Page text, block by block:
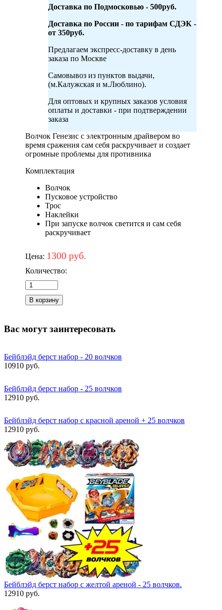
Доставка по Подмосковью - 500руб.
Доставка по России - по тарифам СДЭК -
от 350руб.
Предлагаем экспресс-доставку в день
заказа по Москве
Самовывоз из пунктов выдачи,
(м.Калужская и м.Люблино).
Для оптовых и крупных заказов условия
оплаты и доставки - при подтверждении
заказа
Волчок Генезис с электронным драйвером во
время сражения сам себя раскручивает и создает
огромные проблемы для противника
Комплектация
Волчок
Пусковое устройство
Трос
Наклейки
При запуске волчок светится и сам себя
раскручивает
Цена: 1300 руб.
Количество:
Вас могут заинтересовать
Бейблэйд берст набор - 20 волчков
10910 руб.
Бейблэйд берст набор - 25 волчков
12910 руб.
Бейблэйд берст набор c красной ареной + 25 волчков
12910 руб.
Бейблэйд берст набор с желтой ареной - 25 волчков.
12910 руб.